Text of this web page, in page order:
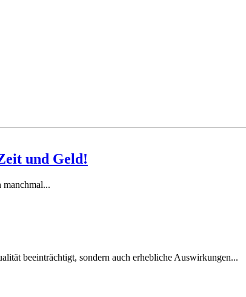
und Geld!
beeinträchtigt, sondern‍ auch erhebliche Auswirkungen...